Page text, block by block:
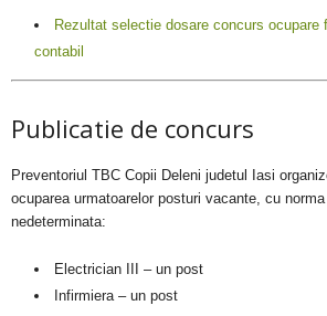
Rezultat selectie dosare concurs ocupare
contabil
Publicatie de concurs
Preventoriul TBC Copii Deleni judetul Iasi
ocuparea urmatoarelor posturi vacante, cu
nedeterminata:
Electrician III – un post
Infirmiera – un post